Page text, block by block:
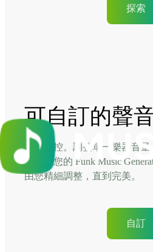
探索
可自訂的聲
完全掌控。調整單一樂器音
模式。您的 Funk Music
由您精細調整，直到完美。
自訂